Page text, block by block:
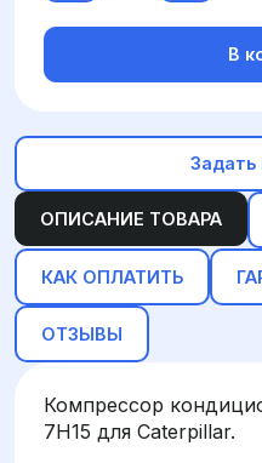
ОПИСАНИЕ ТОВАРА
КАК ОПЛАТИТЬ
ОТЗЫВЫ
Компрессор
7H15 для Caterpillar.
В
Задать